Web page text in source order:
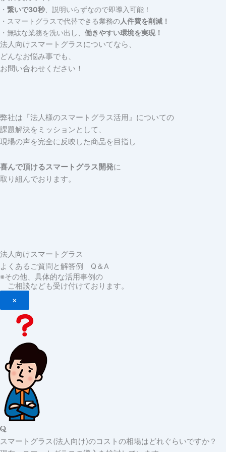
・ 繋いで30秒、説明いらずなので即導入可能！
・スマートグラスで代替できる業務の人件費を削減！
・無駄な業務を洗い出し、 働きやすい環境を実現！
法人向けスマートグラスについてなら、
どんなお悩み事でも、
お問い合わせください！
弊社は『法人様のスマートグラス活用 』についての
課題解決をミッションとして、
現場の声を完全に反映した商品を目指し
喜んで頂けるスマートグラス開発に
取り組んでおります。
法人向けスマートグラス
よくあるご質問と解答例 Q＆A
※その他、具体的な活用事例の
ご相談なども受け付けております。
×
スマートグラス(法人向け)のコストの相場はどれぐらいですか？